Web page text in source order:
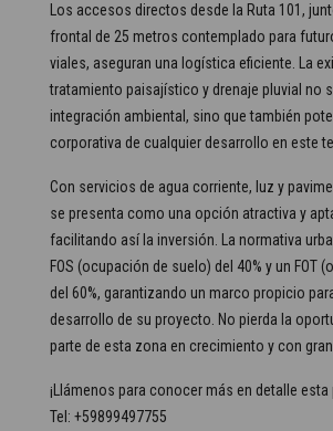
Los accesos directos desde la Ruta 101,
frontal de 25 metros contemplado para
viales, aseguran una logística eficiente. La
tratamiento paisajístico y drenaje pluvial no
integración ambiental, sino que también
corporativa de cualquier desarrollo en este
Con servicios de agua corriente, luz y
se presenta como una opción atractiva y
facilitando así la inversión. La normativa
FOS (ocupación de suelo) del 40% y un FOT
del 60%, garantizando un marco propicio
desarrollo de su proyecto. No pierda la
parte de esta zona en crecimiento y con gran
¡Llámenos para conocer más en detalle esta
Tel: +59899497755